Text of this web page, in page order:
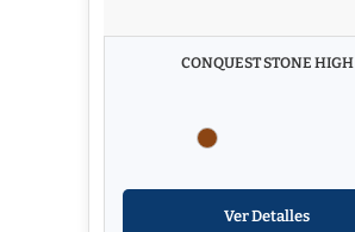
CONQUEST STONE HIGH
Ver Detalles